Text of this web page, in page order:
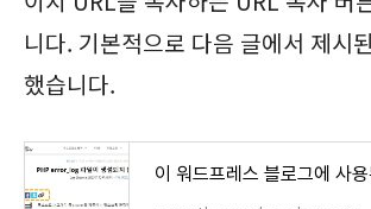
니다. 기본적으로 다음 글에서 제시
했습니다.